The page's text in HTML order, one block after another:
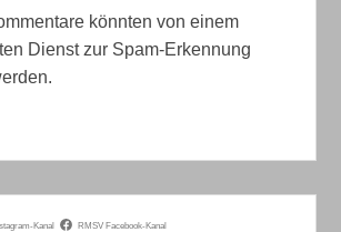
könnten von einem
Dienst zur Spam-Erkennung
Kanal RMSV Facebook-Kanal